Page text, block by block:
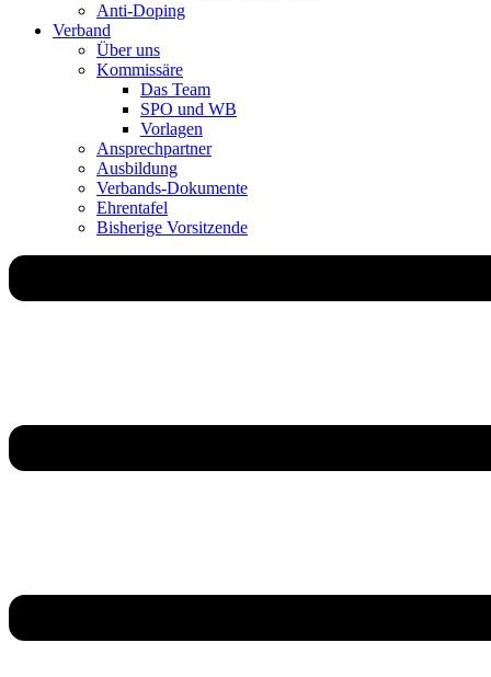
Anti-Doping
Verband
Über uns
Kommissäre
Das Team
SPO und WB
Vorlagen
Ansprechpartner
Ausbildung
Verbands-Dokumente
Ehrentafel
Bisherige Vorsitzende